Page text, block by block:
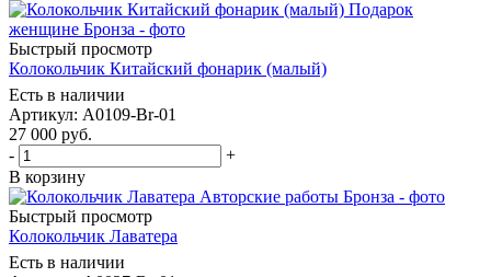
Быстрый просмотр
Колокольчик Китайский фонарик (малый)
Есть в наличии
Артикул: A0109-Br-01
27 000 руб.
-
+
В корзину
Быстрый просмотр
Колокольчик Лаватера
Есть в наличии